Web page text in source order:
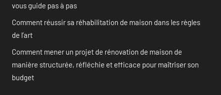
vous guide pas à pas
Comment réussir sa réhabilitation de maison dans les règles
de l’art
Comment mener un projet de rénovation de maison de
manière structurée, réfléchie et efficace pour maîtriser son
budget